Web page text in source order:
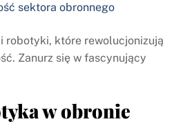
sektora obronnego
robotyki, które rewolucjonizują
Zanurz się w fascynujący
w obronie